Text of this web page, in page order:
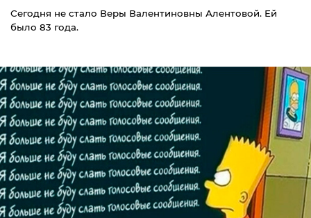
Сегодня не стало Веры Валентиновны Алентовой. Ей
было 83 года.